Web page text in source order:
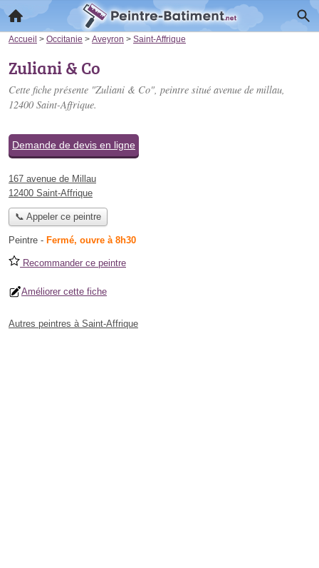
Accueil > Occitanie > Aveyron > Saint-Affrique
Zuliani & Co
Cette fiche présente "Zuliani & Co", peintre situé avenue de millau,
12400 Saint-Affrique.
Demande de devis en ligne
167 avenue de Millau
12400 Saint-Affrique
📞 Appeler ce peintre
Peintre - Fermé, ouvre à 8h30
Recommander ce peintre
Améliorer cette fiche
Autres peintres à Saint-Affrique